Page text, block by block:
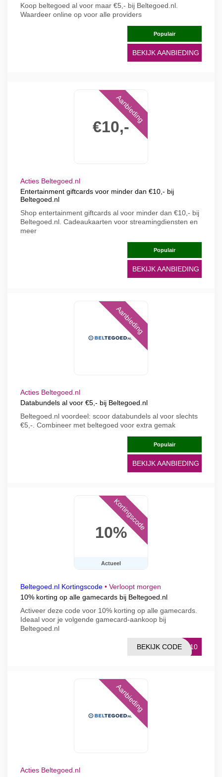
Koop beltegoed al voor maar €5,- bij Beltegoed.nl.
Waardeer online op voor alle providers
Populair
BEKIJK AANBIEDING
€10,-
Aanbieding
Acties Beltegoed.nl
Entertainment giftcards voor minder dan €10,- bij
Beltegoed.nl
Shop entertainment giftcards al voor minder dan €10,- bij
Beltegoed.nl. Cadeaukaarten voor streamingdiensten en
meer
Populair
BEKIJK AANBIEDING
Aanbieding
Acties Beltegoed.nl
Databundels al voor €5,- bij Beltegoed.nl
Beltegoed.nl voordeel: scoor databundels al voor slechts
€5,-. Combineer met beltegoed voor extra gemak
Populair
BEKIJK AANBIEDING
10%
Actueel
Kortingscode
Beltegoed.nl Kortingscode • Verloopt morgen
10% korting op alle gamecards bij Beltegoed.nl
Activeer deze code voor 10% korting op alle gamecards.
Ideaal voor je volgende gamecard-aankoop bij
Beltegoed.nl
TS10
BEKIJK CODE
Aanbieding
Acties Beltegoed.nl